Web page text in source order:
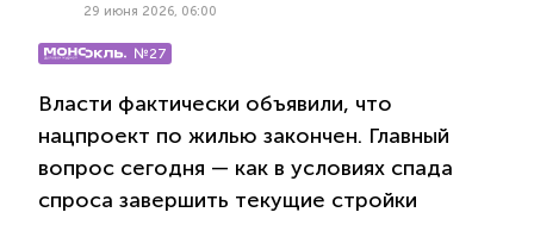
29 июня 2026, 06:00
№27
Власти фактически объявили, что
нацпроект по жилью закончен. Главный
вопрос сегодня — как в условиях спада
спроса завершить текущие стройки